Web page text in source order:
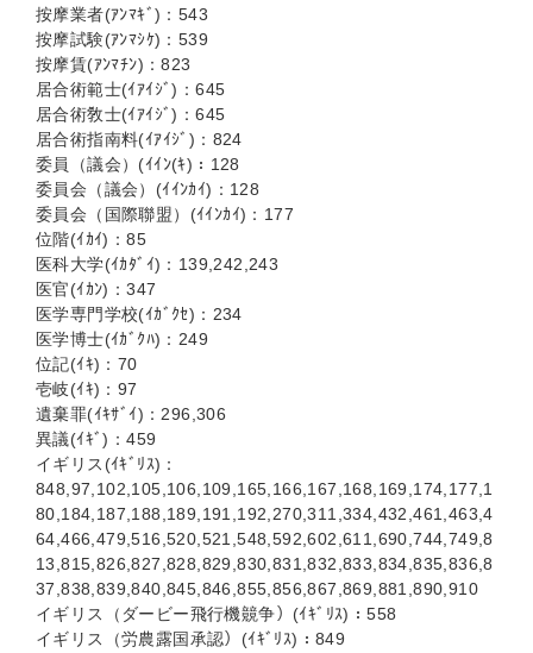
按摩業者(ｱﾝﾏｷﾞ)：543
按摩試験(ｱﾝﾏｼｹ)：539
按摩賃(ｱﾝﾏﾁﾝ)：823
居合術範士(ｲｱｲｼﾞ)：645
居合術敎士(ｲｱｲｼﾞ)：645
居合術指南料(ｲｱｲｼﾞ)：824
委員（議会）(ｲｲﾝ(ｷ)：128
委員会（議会）(ｲｲﾝｶｲ)：128
委員会（国際聯盟）(ｲｲﾝｶｲ)：177
位階(ｲｶｲ)：85
医科大学(ｲｶﾀﾞｲ)：139,242,243
医官(ｲｶﾝ)：347
医学専門学校(ｲｶﾞｸｾ)：234
医学博士(ｲｶﾞｸﾊ)：249
位記(ｲｷ)：70
壱岐(ｲｷ)：97
遺棄罪(ｲｷｻﾞｲ)：296,306
異議(ｲｷﾞ)：459
イギリス(ｲｷﾞﾘｽ)：
848,97,102,105,106,109,165,166,167,168,169,174,177,1
80,184,187,188,189,191,192,270,311,334,432,461,463,4
64,466,479,516,520,521,548,592,602,611,690,744,749,8
13,815,826,827,828,829,830,831,832,833,834,835,836,8
37,838,839,840,845,846,855,856,867,869,881,890,910
イギリス（ダービー飛行機竸争）(ｲｷﾞﾘｽ)：558
イギリス（労農露国承認）(ｲｷﾞﾘｽ)：849